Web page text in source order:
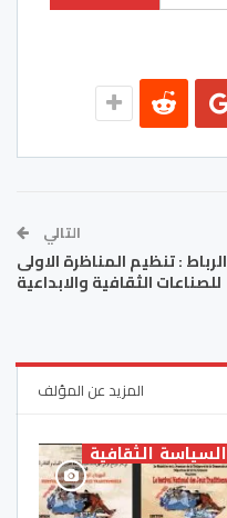
التالي
الرباط : تنظيم المناظرة الاولى
للصناعات الثقافية والابداعية
المزيد عن المؤلف
السياسة الثقافية